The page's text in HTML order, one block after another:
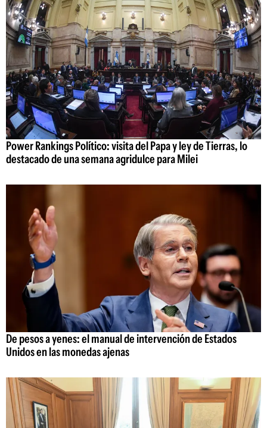
Power Rankings Político: visita del Papa y ley de Tierras, lo
destacado de una semana agridulce para Milei
De pesos a yenes: el manual de intervención de Estados
Unidos en las monedas ajenas